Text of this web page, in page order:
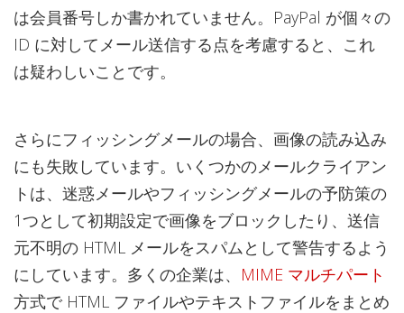
は会員番号しか書かれていません。PayPal が個々の
ID に対してメール送信する点を考慮すると、これ
は疑わしいことです。
さらにフィッシングメールの場合、画像の読み込み
にも失敗しています。いくつかのメールクライアン
トは、迷惑メールやフィッシングメールの予防策の
1つとして初期設定で画像をブロックしたり、送信
元不明の HTML メールをスパムとして警告するよう
にしています。多くの企業は、 MIME マルチパート
方式で HTML ファイルやテキストファイルをまとめ